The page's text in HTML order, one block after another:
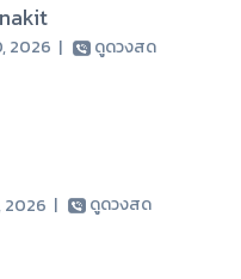
2026 | ดูดวงสด
2026 | ดูดวงสด